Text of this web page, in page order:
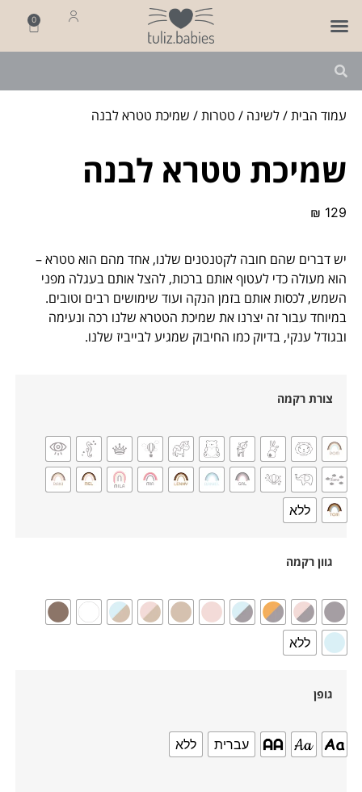
0
עמוד הבית/לשינה / טטרות/ שמיכת טטרא לבנה
שמיכת טטרא לבנה
₪ 129
יש דברים שהם חובה לקטנטנים שלנו, אחד מהם הוא טטרא –
הוא מעולה כדי לעטוף אותם ברכות, להצל אותם בעגלה מפני
השמש, לכסות אותם בזמן הנקה ועוד שימושים רבים וטובים.
במיוחד עבור זה יצרנו את שמיכת הטטרא שלנו רכה ונעימה
ובגודל ענקי, בדיוק כמו החיבוק שמגיע לבייביז שלנו.
צורת רקמה
ללא
גוון רקמה
ללא
גופן
עברית ללא